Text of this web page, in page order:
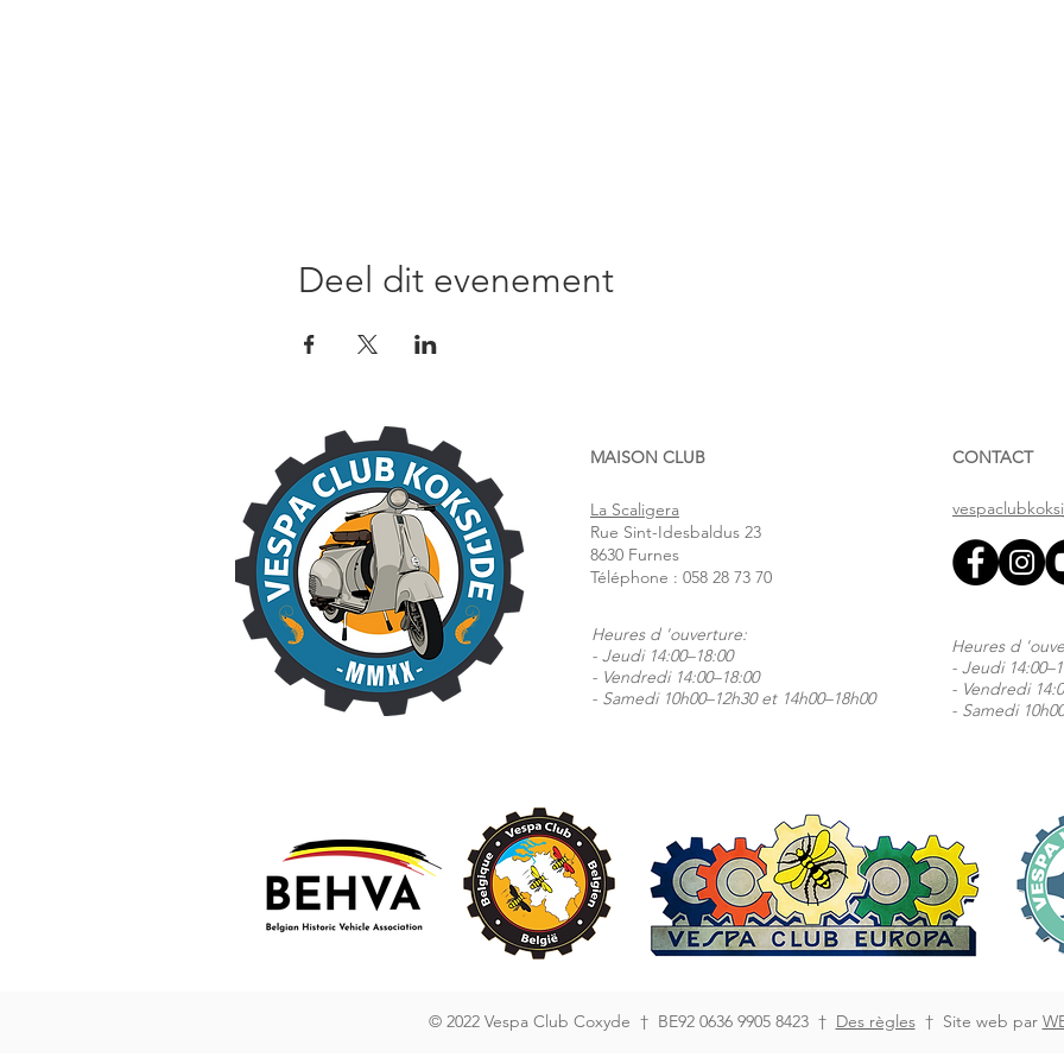
Deel dit evenement
MAISON CLUB
La Scaligera
Rue Sint-Idesbaldus 23
8630 Furnes
Téléphone : 058 28 73 70
Heures d 'ouverture:
- Jeudi 14:00–18:00
- Vendredi 14:00–18:00
- Samedi 10h00–12h30 et 14h00–18h00
CONTACT
Heures d
- Jeudi
- Vendredi
- Samedi
© 2022 Vespa Club Coxyde † BE92 0636 9905 8423 † Des règles† Site web par